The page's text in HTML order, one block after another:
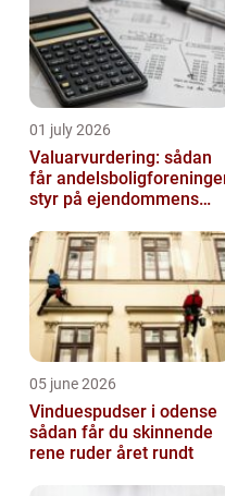
01 july 2026
Valuarvurdering: sådan
får
styr på ejendommens
05 june 2026
Vinduespudser i odense
sådan får du skinnende
rene ruder året rundt